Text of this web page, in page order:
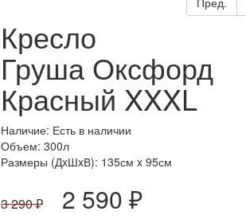
Кресло
Груша Оксфорд
Красный XXXL
Наличие: Есть в наличии
Объем: 300л
Размеры (ДxШxВ): 135см x 95см
3 290 ₽ 2 590 ₽